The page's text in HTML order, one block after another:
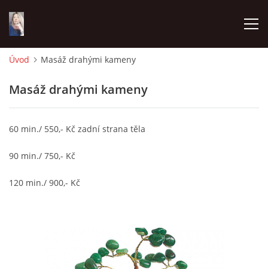
ESHOP
JOALIS CÍLENÁ DETOXIKACE ORGÁNŮ A TKÁNÍ
JAK PEČOVAT O BATIKU A RUČNÍ MALBU NA TEXTILU
Úvod Masáž drahými kameny
Masáž drahými kameny
60 min./ 550,- Kč zadní strana těla
90 min./ 750,- Kč
120 min./ 900,- Kč